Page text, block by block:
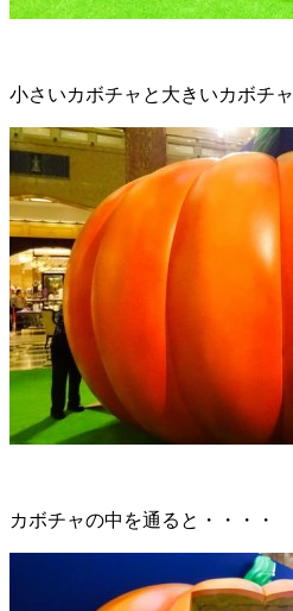
小さいカボチャと大きいカボチャ
カボチャの中を通ると・・・・